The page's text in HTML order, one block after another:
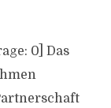
0] Das